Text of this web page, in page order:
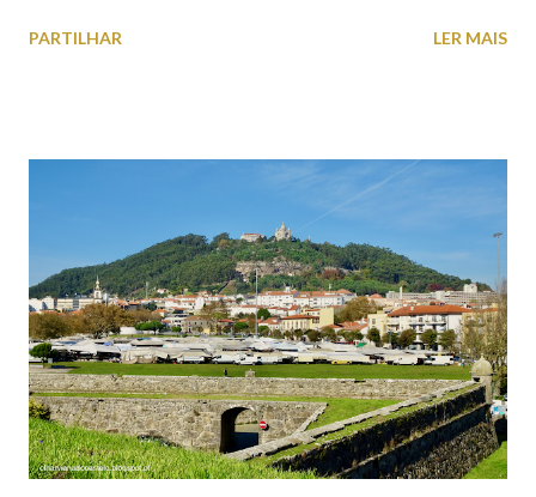
subterrâneos) perto do centro da cidade (entenda-se por
subterrâneos. O Parque da Estação Viana Shopping é grátis de
2ª a 5ª feira a partir das 20:00 (DIAS ÚTEIS)
PARTILHAR LER MAIS